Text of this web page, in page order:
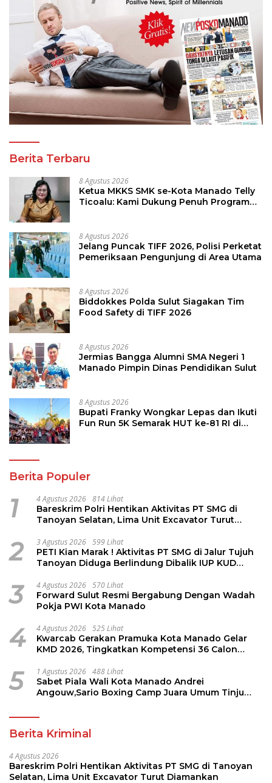
Berita Terbaru
8 Agustus 2026
Ketua MKKS SMK se-Kota Manado Telly
Ticoalu: Kami Dukung Penuh Program
8 Agustus 2026
Jelang Puncak TIFF 2026, Polisi Perketat
Pemeriksaan Pengunjung di Area Utama
8 Agustus 2026
Biddokkes Polda Sulut Siagakan Tim
Food Safety di TIFF 2026
8 Agustus 2026
Jermias Bangga Alumni SMA Negeri 1
Manado Pimpin Dinas Pendidikan Sulut
8 Agustus 2026
Bupati Franky Wongkar Lepas dan Ikuti
Fun Run 5K Semarak HUT ke-81 RI di
Berita Populer
1 4 Agustus 2026 814 Lihat
Bareskrim Polri Hentikan Aktivitas PT SMG di
Tanoyan Selatan, Lima Unit Excavator Turut
2 3 Agustus 2026 599 Lihat
PETI Kian Marak ! Aktivitas PT SMG di Jalur Tujuh
Tanoyan Diduga Berlindung Dibalik IUP KUD
3 4 Agustus 2026 570 Lihat
Forward Sulut Resmi Bergabung Dengan Wadah
Pokja PWI Kota Manado
4 4 Agustus 2026 525 Lihat
Kwarcab Gerakan Pramuka Kota Manado Gelar
KMD 2026, Tingkatkan Kompetensi 36 Calon
5 1 Agustus 2026 488 Lihat
Sabet Piala Wali Kota Manado Andrei
Angouw,Sario Boxing Camp Juara Umum Tinju
Berita Kriminal
4 Agustus 2026
Bareskrim Polri Hentikan Aktivitas PT SMG di Tanoyan
Selatan, Lima Unit Excavator Turut Diamankan